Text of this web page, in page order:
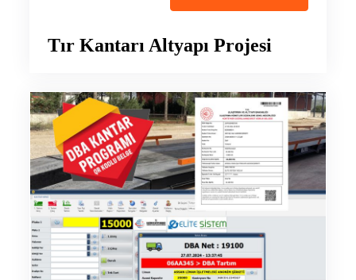
Tır Kantarı Altyapı Projesi